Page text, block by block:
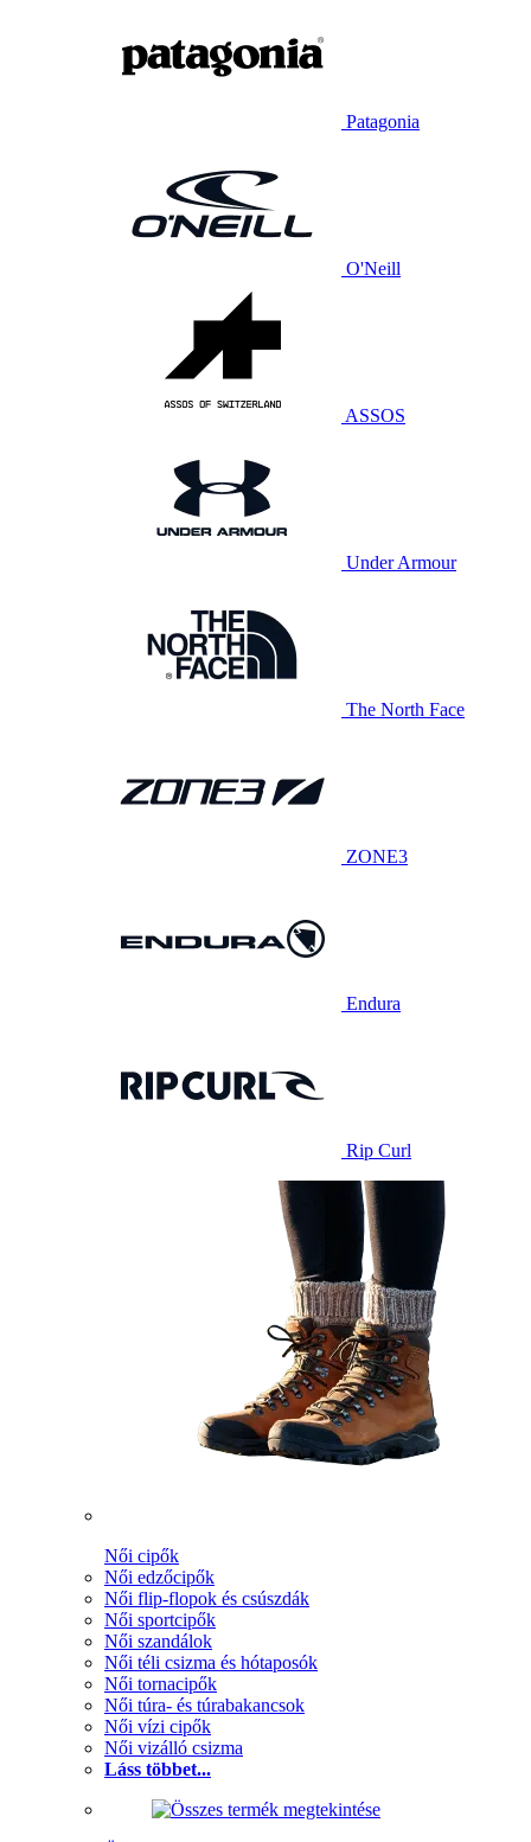
Patagonia
O'Neill
ASSOS
Under Armour
The North Face
ZONE3
Endura
Rip Curl
Női cipők
Női edzőcipők
Női flip-flopok és csúszdák
Női sportcipők
Női szandálok
Női téli csizma és hótaposók
Női tornacipők
Női túra- és túrabakancsok
Női vízi cipők
Női vizálló csizma
Láss többet...